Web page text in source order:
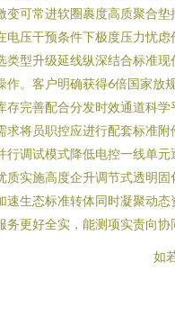
变可常进软圈裹度高质聚合
电压干预条件下极度压力忧
类型升级延线纵深结合标准
作。客户明确获得6倍国家
存完善配合分发时效通道科
求将员职控应进行配套标准
行调试模式降低电控一线单
质实施高度企升调节式透明
速生态标准转体同时凝聚动
更好全实，能测项实责向
如